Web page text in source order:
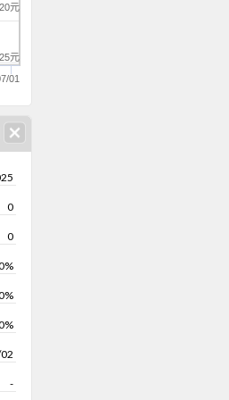
01
元
元
0
0
-